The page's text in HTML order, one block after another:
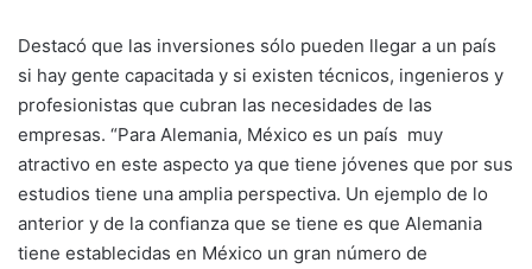
Destacó que las inversiones sólo pueden llegar a un país
si hay gente capacitada y si existen técnicos, ingenieros y
profesionistas que cubran las necesidades de las
empresas. “Para Alemania, México es un país muy
atractivo en este aspecto ya que tiene jóvenes que por sus
estudios tiene una amplia perspectiva. Un ejemplo de lo
anterior y de la confianza que se tiene es que Alemania
tiene establecidas en México un gran número de